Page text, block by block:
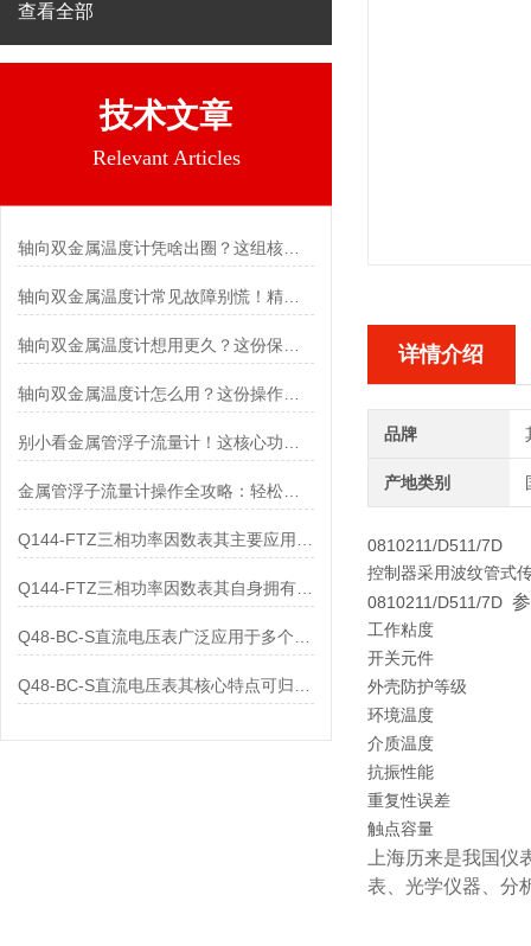
查看全部
技术文章
Relevant Articles
轴向双金属温度计凭啥出圈？这组核心特点给出了答案
轴向双金属温度计常见故障别慌！精准定位，轻松搞定难题
轴向双金属温度计怎么用？这份操作指南，新手也能快速拿捏！
金属管浮子流量计操作全攻略：轻松拿捏，精准掌控每一步！
Q144-FTZ三相功率因数表其自身拥有怎样的功能呢？
详情介绍
品牌
产地类别
0810211/D511/7D
控制器采用波纹管式
0810211/D511/7D
工作粘度
开关元件
外壳防护等级
环境温度
介质温度
抗振性能
重复性误差
触点容量
上海历来是我国
表、光学仪器、分